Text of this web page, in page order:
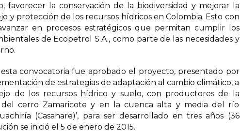
favorecer la conservación de la biodiversidad y mejorar la
y protección de los recursos hídricos en Colombia. Esto con
en procesos estratégicos que permitan cumplir los
de Ecopetrol S.A., como parte de las necesidades y
convocatoria fue aprobado el proyecto, presentado por
de estrategias de adaptación al cambio climático, a
de los recursos hídrico y suelo, con productores de la
cerro Zamaricote y en la cuenca alta y media del río
(Casanare)’, para ser desarrollado en tres años (36
se inició el 5 de enero de 2015.